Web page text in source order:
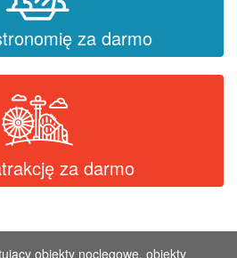
za darmo
za darmo
obiekty noclegowe, obiekty